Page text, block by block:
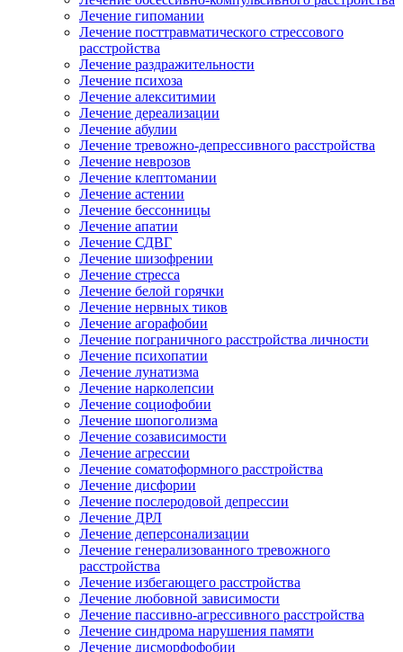
Лечение гипомании
Лечение посттравматического стрессового
расстройства
Лечение раздражительности
Лечение психоза
Лечение алекситимии
Лечение дереализации
Лечение абулии
Лечение тревожно-депрессивного расстройства
Лечение неврозов
Лечение клептомании
Лечение астении
Лечение бессонницы
Лечение апатии
Лечение СДВГ
Лечение шизофрении
Лечение стресса
Лечение белой горячки
Лечение нервных тиков
Лечение агорафобии
Лечение пограничного расстройства личности
Лечение психопатии
Лечение лунатизма
Лечение нарколепсии
Лечение социофобии
Лечение шопоголизма
Лечение созависимости
Лечение агрессии
Лечение соматоформного расстройства
Лечение дисфории
Лечение послеродовой депрессии
Лечение ДРЛ
Лечение деперсонализации
Лечение генерализованного тревожного
расстройства
Лечение избегающего расстройства
Лечение любовной зависимости
Лечение пассивно-агрессивного расстройства
Лечение синдрома нарушения памяти
Лечение дисморфофобии